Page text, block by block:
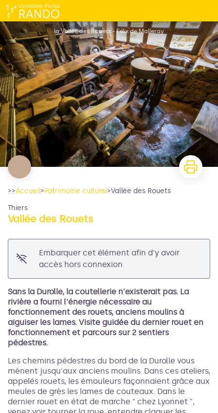
Vallée des Rouets
la Vallée des Rouets - Félix de Malleray
>>Accueil>Patrimoine culturel>Vallée des Rouets
Thiers
Vallée des Rouets
Embarquer cet élément afin d'y avoir
accès hors connexion
Sans la Durolle, la coutellerie n'existerait pas. La
rivière a fourni l'énergie nécessaire au
fonctionnement des rouets, anciens moulins à
aiguiser les lames. Visite guidée du dernier rouet en
fonctionnement et parcours sur 2 sentiers
pédestres.
Les chemins pédestres du bord de la Durolle vous
mènent jusqu'aux anciens moulins. Dans ces ateliers,
appelés rouets, les émouleurs façonnaient grâce aux
meules de grès les lames de couteaux. Dans le
dernier rouet en état de marche " chez Lyonnet ",